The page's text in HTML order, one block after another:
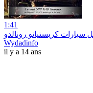
1:41
سيارات كريستيانو رونالدو
Wydadinfo
il y a 14 ans